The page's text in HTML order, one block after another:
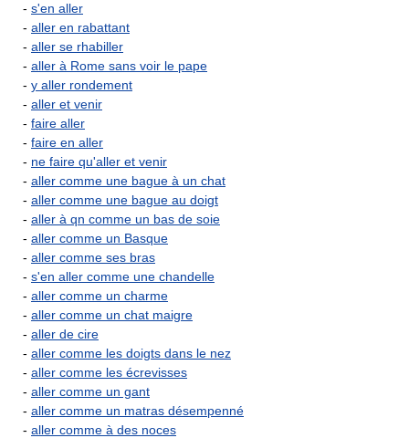
- s'en aller
- aller en rabattant
- aller se rhabiller
- aller à Rome sans voir le pape
- y aller rondement
- aller et venir
- faire aller
- faire en aller
- ne faire qu'aller et venir
- aller comme une bague à un chat
- aller comme une bague au doigt
- aller à qn comme un bas de soie
- aller comme un Basque
- aller comme ses bras
- s'en aller comme une chandelle
- aller comme un charme
- aller comme un chat maigre
- aller de cire
- aller comme les doigts dans le nez
- aller comme les écrevisses
- aller comme un gant
- aller comme un matras désempenné
- aller comme à des noces